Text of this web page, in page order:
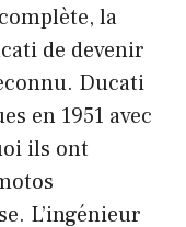
la
de devenir
Ducati
en 1951 avec
ils ont
L’ingénieur